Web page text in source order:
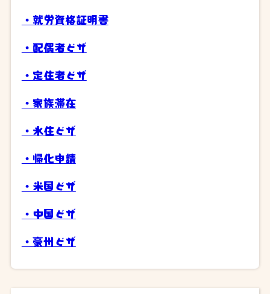
・就労資格証明書
・配偶者ビザ
・定住者ビザ
・家族滞在
・永住ビザ
・帰化申請
・米国ビザ
・中国ビザ
・豪州ビザ